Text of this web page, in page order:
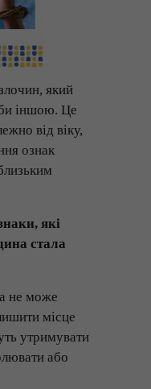
який
іншою. Це
від віку,
ознак
які
стала
не може
місце
утримувати
або